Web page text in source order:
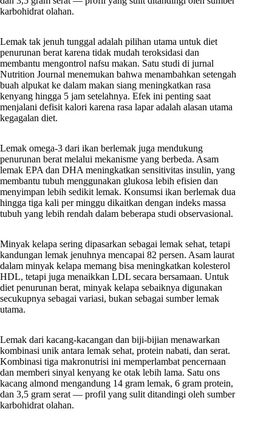
karbohidrat olahan.
Lemak tak jenuh tunggal adalah pilihan utama untuk diet
penurunan berat karena tidak mudah teroksidasi dan
membantu mengontrol nafsu makan. Satu studi di jurnal
Nutrition Journal menemukan bahwa menambahkan setengah
buah alpukat ke dalam makan siang meningkatkan rasa
kenyang hingga 5 jam setelahnya. Efek ini penting saat
menjalani defisit kalori karena rasa lapar adalah alasan utama
kegagalan diet.
Lemak omega-3 dari ikan berlemak juga mendukung
penurunan berat melalui mekanisme yang berbeda. Asam
lemak EPA dan DHA meningkatkan sensitivitas insulin, yang
membantu tubuh menggunakan glukosa lebih efisien dan
menyimpan lebih sedikit lemak. Konsumsi ikan berlemak dua
hingga tiga kali per minggu dikaitkan dengan indeks massa
tubuh yang lebih rendah dalam beberapa studi observasional.
Minyak kelapa sering dipasarkan sebagai lemak sehat, tetapi
kandungan lemak jenuhnya mencapai 82 persen. Asam laurat
dalam minyak kelapa memang bisa meningkatkan kolesterol
HDL, tetapi juga menaikkan LDL secara bersamaan. Untuk
diet penurunan berat, minyak kelapa sebaiknya digunakan
secukupnya sebagai variasi, bukan sebagai sumber lemak
utama.
Lemak dari kacang-kacangan dan biji-bijian menawarkan
kombinasi unik antara lemak sehat, protein nabati, dan serat.
Kombinasi tiga makronutrisi ini memperlambat pencernaan
dan memberi sinyal kenyang ke otak lebih lama. Satu ons
kacang almond mengandung 14 gram lemak, 6 gram protein,
dan 3,5 gram serat — profil yang sulit ditandingi oleh sumber
karbohidrat olahan.